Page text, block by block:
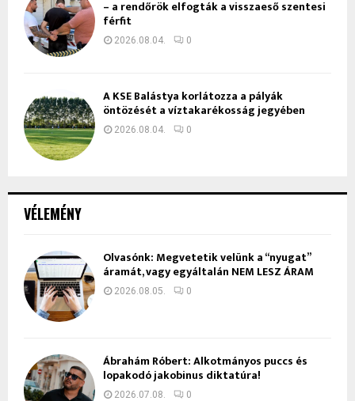
VÉLEMÉNY
Olvasónk: Megvetetik velünk a “nyugat”
áramát, vagy egyáltalán NEM LESZ ÁRAM
2026.08.05. 0
Ábrahám Róbert: Alkotmányos puccs és
lopakodó jakobinus diktatúra!
2026.07.08. 0
– a rendőrök elfogták a visszaeső szentesi
férfit
2026.08.04. 0
A KSE Balástya korlátozza a pályák
öntözését a víztakarékosság jegyében
2026.08.04. 0